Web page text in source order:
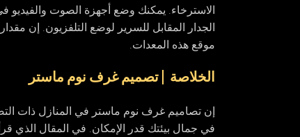
الاسترخاء. يمكنك وضع أجهزة الصوت والفيديو
الجدار المقابل للسرير لوضع التلفزيون. إن
موقع هذه المعدات.
الخلاصة | تصميم غرف نوم ماستر
إن تصاميم غرف نوم ماستر في المنازل ذات
في جمال بيئتك قدر الإمكان. في المقال الذي